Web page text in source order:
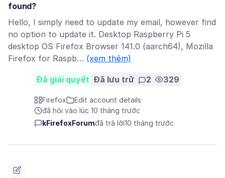
found?
Hello, I simply need to update my email, however find
no option to update it. Desktop Raspberry Pi 5
desktop OS Firefox Browser 141.0 (aarch64), Mozilla
Firefox for Raspb… (xem thêm)
Đã giải quyết Đã lưu trữ 2 329
Firefox
Edit account details
đã hỏi vào lúc 10 tháng trước
kFirefoxForumđã trả lời10 tháng trước